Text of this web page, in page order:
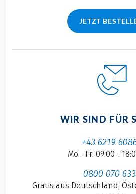
JETZT
WIR SIND FÜR
+43 6219
Mo - Fr: 09:00 -
0800 070
Gratis aus Deutschland,